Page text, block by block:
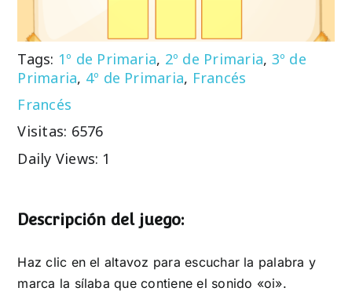
Tags: 1º de Primaria, 2º de Primaria, 3º de
Primaria, 4º de Primaria, Francés
Francés
Visitas: 6576
Daily Views: 1
Descripción del juego:
Haz clic en el altavoz para escuchar la palabra y
marca la sílaba que contiene el sonido «oi».